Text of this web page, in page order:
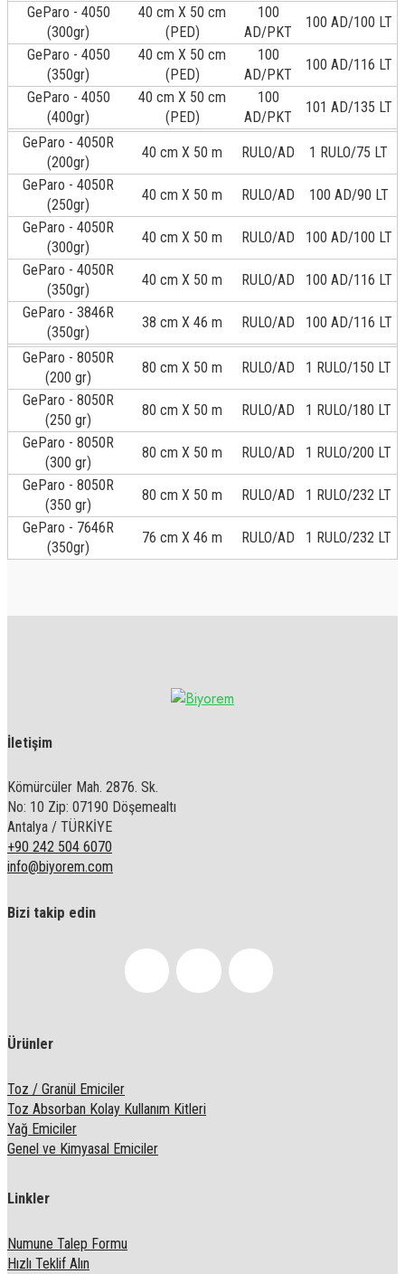
GeParo - 4050
(300gr)
40 cm X 50 cm
(PED)
100
AD/PKT
100 AD/100 LT
GeParo - 4050
(350gr)
40 cm X 50 cm
(PED)
100
AD/PKT
100 AD/116 LT
GeParo - 4050
(400gr)
40 cm X 50 cm
(PED)
100
AD/PKT
101 AD/135 LT
GeParo - 4050R
(200gr)
40 cm X 50 m RULO/AD
1 RULO/75 LT
GeParo - 4050R
(250gr)
40 cm X 50 m RULO/AD
100 AD/90 LT
GeParo - 4050R
(300gr)
40 cm X 50 m RULO/AD
100 AD/100 LT
GeParo - 4050R
(350gr)
40 cm X 50 m RULO/AD
100 AD/116 LT
GeParo - 3846R
(350gr)
38 cm X 46 m RULO/AD 100 AD/116 LT
GeParo - 8050R
(200 gr)
80 cm X 50 m RULO/AD
1 RULO/150 LT
GeParo - 8050R
(250 gr)
80 cm X 50 m RULO/AD
1 RULO/180 LT
GeParo - 8050R
(300 gr)
80 cm X 50 m RULO/AD
1 RULO/200 LT
GeParo - 8050R
(350 gr)
80 cm X 50 m RULO/AD
1 RULO/232 LT
GeParo - 7646R
(350gr)
76 cm X 46 m RULO/AD 1 RULO/232 LT
İletişim
Kömürcüler Mah. 2876. Sk.
No: 10 Zip: 07190 Döşemealtı
Antalya / TÜRKİYE
+90 242 504 6070
info@biyorem.com
Bizi takip edin
Ürünler
Toz / Granül Emiciler
Toz Absorban Kolay Kullanım Kitleri
Yağ Emiciler
Genel ve Kimyasal Emiciler
Linkler
Numune Talep Formu
Hızlı Teklif Alın